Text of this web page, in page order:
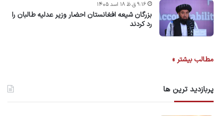
بزرگان شیعه افغانستان احضار وزیر عدلیه طالبان را
رد کردند
۹:۱۶ ق.ظ ۱۸ اسد ۱۴۰۵
مطالب بیشتر »
پربازدید ترین ها